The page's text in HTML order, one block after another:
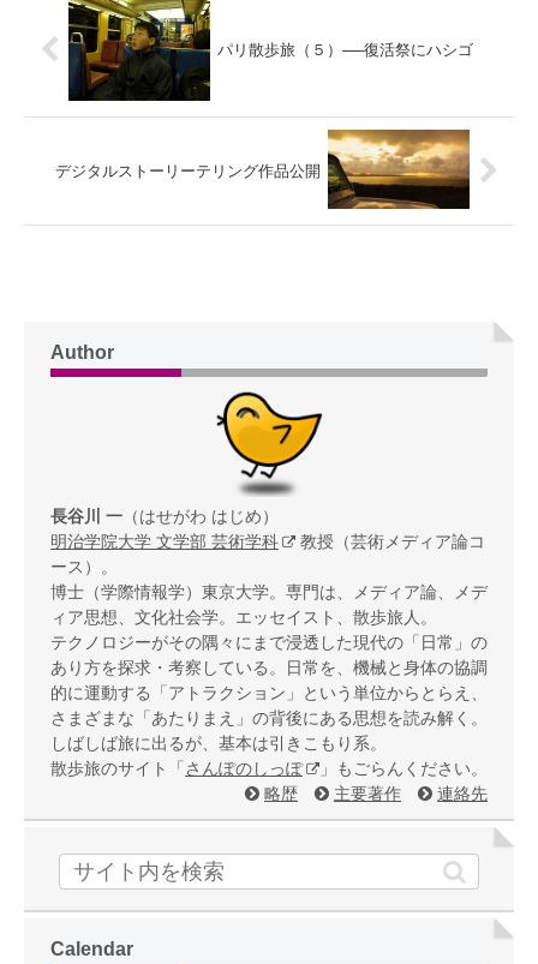
パリ散歩旅（５）──復活祭にハシゴ
デジタルストーリーテリング作品公開
Author
長谷川 一 （はせがわ はじめ）
明治学院大学 文学部 芸術学科
教授（芸術メディア論コ
ース）。
博士（学際情報学）東京大学。専門は、メディア論、メデ
ィア思想、文化社会学。エッセイスト、散歩旅人。
テクノロジーがその隅々にまで浸透した現代の「日常」の
あり方を探求・考察している。日常を、機械と身体の協調
的に運動する「アトラクション」という単位からとらえ、
さまざまな「あたりまえ」の背後にある思想を読み解く。
しばしば旅に出るが、基本は引きこもり系。
散歩旅のサイト「 さんぽのしっぽ
」もごらんください。
略歴
主要著作 連絡先
Calendar